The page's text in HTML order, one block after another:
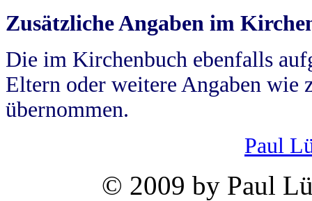
Zusätzliche Angaben im
Die im Kirchenbuch ebenfalls
Eltern oder weitere Angaben wie
übernommen.
Paul
© 2009 by Paul